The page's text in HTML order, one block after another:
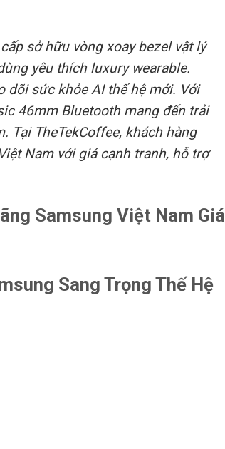
sở hữu vòng xoay bezel vật lý
yêu thích luxury wearable.
dõi sức khỏe AI thế hệ mới. Với
46mm Bluetooth mang đến trải
Tại TheTekCoffee, khách hàng
Nam với giá cạnh tranh, hỗ trợ
Samsung Việt Nam Giá
Sang Trọng Thế Hệ